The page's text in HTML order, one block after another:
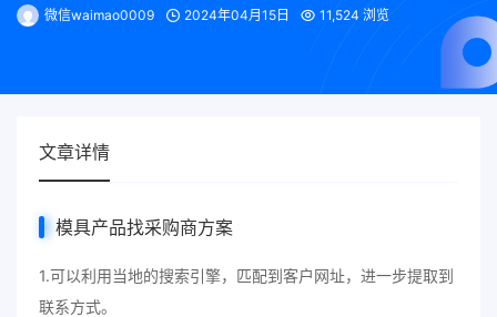
微信waimao0009 2024年04月15日 11,524 浏览
文章详情
模具产品找采购商方案
1.可以利用当地的搜索引擎，匹配到客户网址，进一步提取到
联系方式。